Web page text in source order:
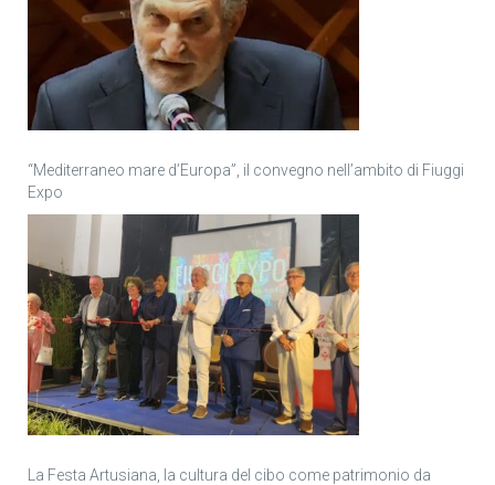
“Mediterraneo mare d’Europa”, il convegno nell’ambito di Fiuggi
Expo
La Festa Artusiana, la cultura del cibo come patrimonio da